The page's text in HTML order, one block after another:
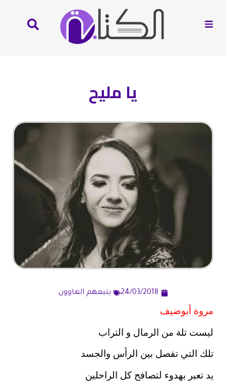
يا مليح
24/03/2018 يتبعهم الغاوون
مروة أبوضيف
ليست تلة من الرمال و التراب
تلك التي تفصل بين الرأس والجسد
يد تعبر بهدوء لتصافح كل الراحلين